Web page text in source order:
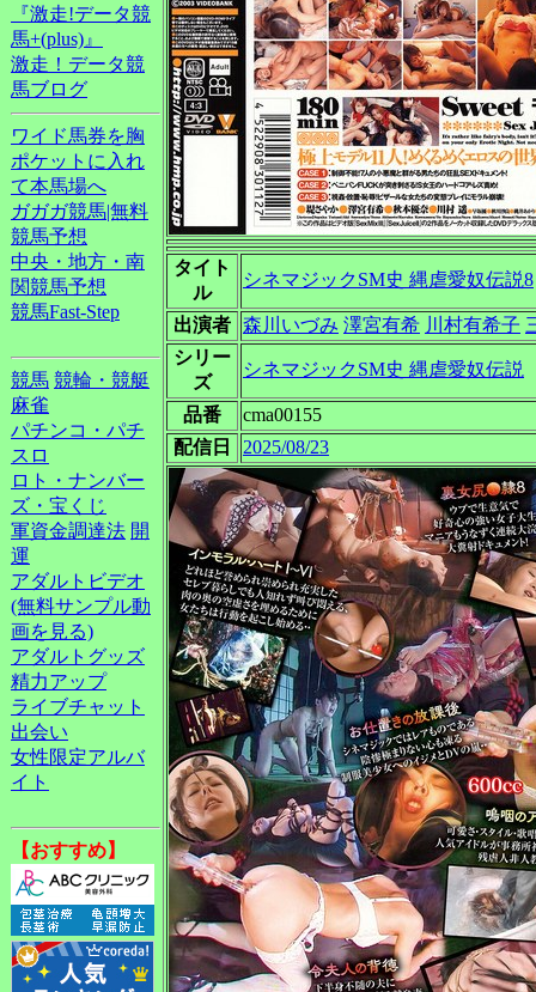
『激走!データ競
馬+(plus)』
激走！データ競
馬ブログ
ワイド馬券を胸
ポケットに入れ
て本馬場へ
ガガガ競馬|無料
競馬予想
中央・地方・南
関競馬予想
競馬Fast-Step
競馬 競輪・競艇
麻雀
パチンコ・パチ
スロ
ロト・ナンバー
ズ・宝くじ
軍資金調達法 開
運
アダルトビデオ
(無料サンプル動
画を見る)
アダルトグッズ
精力アップ
ライブチャット
出会い
女性限定アルバ
イト
【おすすめ】
タイト
ル
シネマジックSM史 縄虐愛奴伝説8
出演者 森川いづみ 澤宮有希 川村有希子
シリー
ズ
シネマジックSM史 縄虐愛奴伝説
品番
cma00155
配信日
2025/08/23